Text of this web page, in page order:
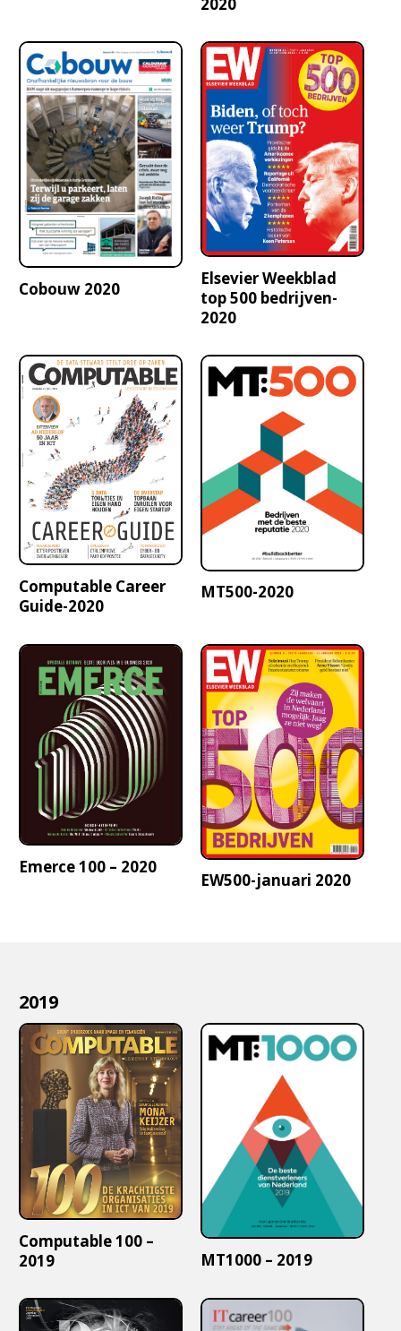
Cobouw 2020
Elsevier Weekblad
top 500 bedrijven-
2020
Computable Career
Guide-2020
MT500-2020
Emerce 100 – 2020
EW500-januari 2020
2019
Computable 100 –
2019
MT1000 – 2019